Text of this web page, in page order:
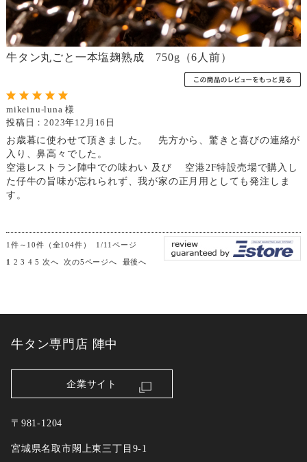
牛タン丸ごと一本塩麹熟成 750g（6人前）
mikeinu-luna 様
投稿日：2023年12月16日
お歳暮に使わせて頂きました。 先方から、驚きと喜びの連絡が
入り、鼻高々でした。
空港レストラン陣中での味わい 及び 空港2F特設売場で購入し
た仔牛の旨味が忘れられず、我が家の正月用としても発注しま
す。
1件～10件（全104件） 1/11ページ
1 2 3 4 5 次へ 次の5ページへ 最後へ
牛タン専門店 陣中
企業サイト
〒981-1204
宮城県名取市閖上東三丁目9-1